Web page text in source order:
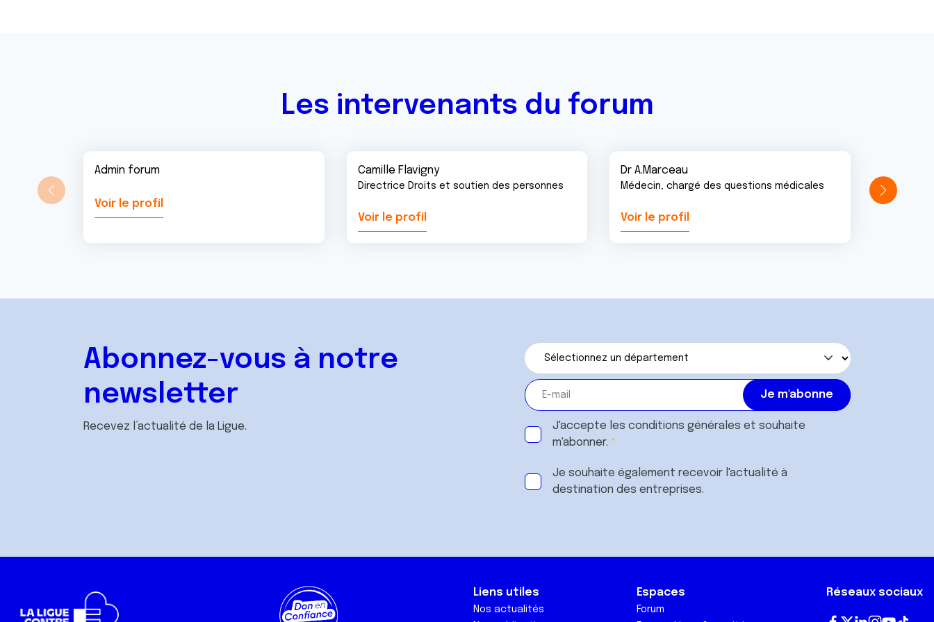
Les intervenants du forum
Admin forum
Voir le profil
Camille Flavigny
Directrice Droits et soutien des personnes
Voir le profil
Dr A.Marceau
Médecin, chargé des questions médicales
Voir le profil
Abonnez-vous à notre
newsletter
Recevez l’actualité de la Ligue. J'accepte les conditions générales et souhaite
m'abonner.
Je souhaite également recevoir l'actualité à
destination des entreprises.
Liens utiles
Nos actualités
Espaces
Forum
Réseaux sociaux